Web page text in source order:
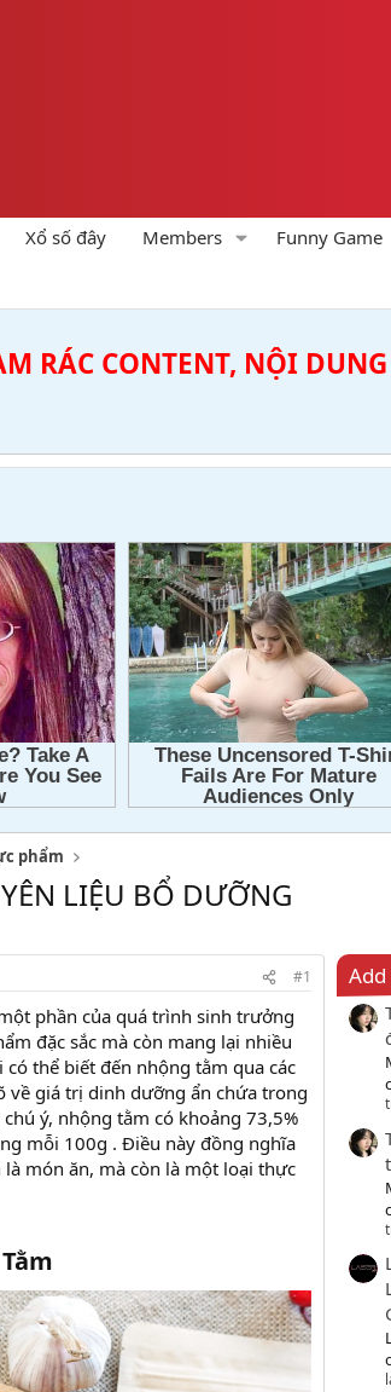
Xổ số đây Members Funny Game
RÁC CONTENT, NỘI
phẩm
LIỆU BỔ DƯỠNG
#1
phần của quá trình sinh trưởng
đặc sắc mà còn mang lại nhiều
thể biết đến nhộng tằm qua các
giá trị dinh dưỡng ẩn chứa trong
ý, nhộng tằm có khoảng 73,5%
mỗi 100g . Điều này đồng nghĩa
món ăn, mà còn là một loại thực